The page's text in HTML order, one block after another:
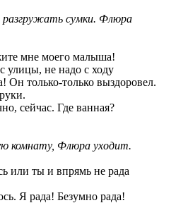
разгружать сумки. Флюра
мне моего малыша!
улицы, не надо с ходу
Он только-только выздоровел.
сейчас. Где ванная?
комнату, Флюра уходит.
или ты и впрямь не рада
Я рада! Безумно рада!